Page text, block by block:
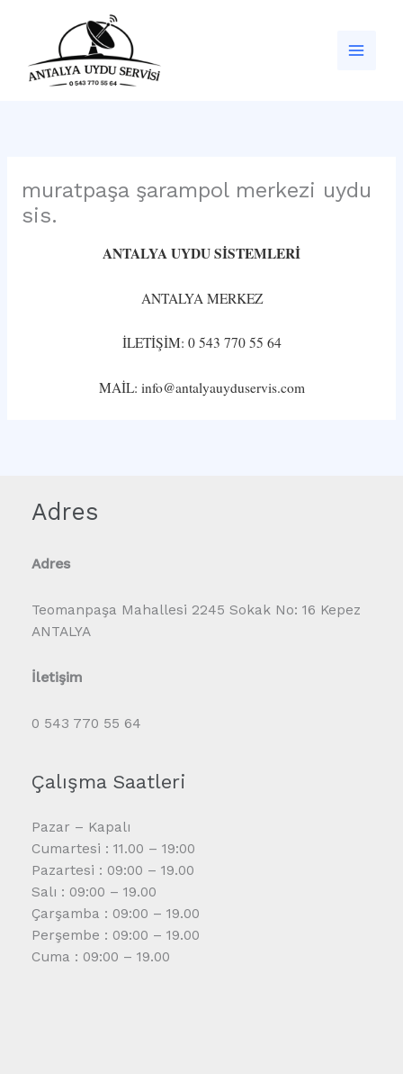
muratpaşa şarampol merkezi uydu
sis.
ANTALYA UYDU SİSTEMLERİ
ANTALYA MERKEZ
İLETİŞİM: 0 543 770 55 64
MAİL: info@antalyauyduservis.com
Adres
Adres
Teomanpaşa Mahallesi 2245 Sokak No: 16 Kepez
ANTALYA
İletişim
0 543 770 55 64
Çalışma Saatleri
Pazar – Kapalı
Cumartesi : 11.00 – 19:00
Pazartesi : 09:00 – 19.00
Salı : 09:00 – 19.00
Çarşamba : 09:00 – 19.00
Perşembe : 09:00 – 19.00
Cuma : 09:00 – 19.00